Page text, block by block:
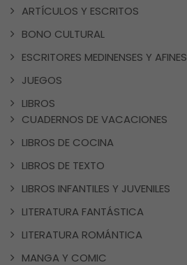
ARTÍCULOS Y ESCRITOS
BONO CULTURAL
ESCRITORES MEDINENSES Y AFINES
JUEGOS
LIBROS
CUADERNOS DE VACACIONES
LIBROS DE COCINA
LIBROS DE TEXTO
LIBROS INFANTILES Y JUVENILES
LITERATURA FANTÁSTICA
LITERATURA ROMÁNTICA
MANGA Y COMIC